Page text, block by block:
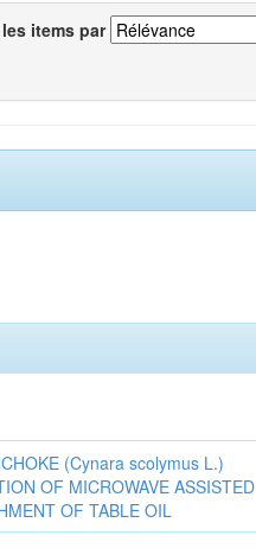
items par
(Cynara scolymus L.)
OF MICROWAVE ASSISTED
OF TABLE OIL